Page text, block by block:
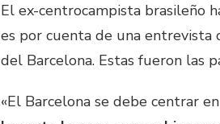
El ex-centrocampista brasileño
es por cuenta de una entrevista
del Barcelona. Estas fueron las
«El Barcelona se debe centrar